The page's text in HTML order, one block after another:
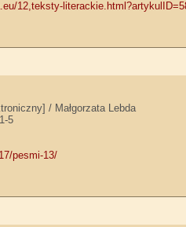
12,teksty-
/ Małgorzata Lebda
5
pesmi-13/